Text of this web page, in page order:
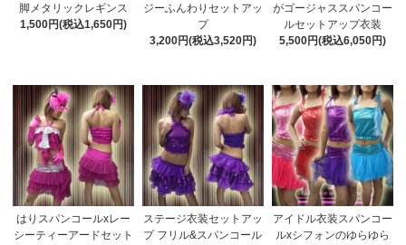
脚メタリックレギンス
1,500円(税込1,650円)
ジーふんわりセットアッ
プ
3,200円(税込3,520円)
がゴージャススパンコー
ルセットアップ衣装
5,500円(税込6,050円)
はりスパンコールxレー
シーティーアードセット
ステージ衣装セットアッ
プ フリル&スパンコール
アイドル衣装スパンコー
ルxシフォンのゆらゆら